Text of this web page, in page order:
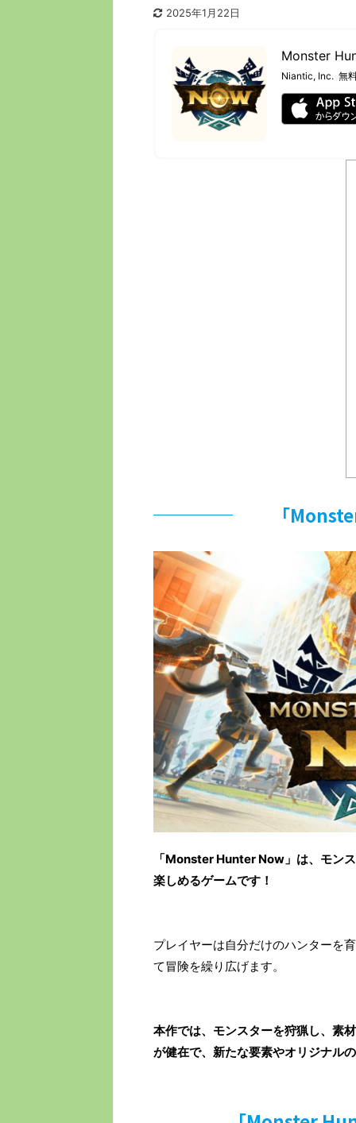
2025年1月22日
Monster
Niantic, Inc. 無
「
「Monster Hunter Now」は、モン
楽しめるゲームです！
プレイヤーは自分だけのハンターを
て冒険を繰り広げます。
本作では、モンスターを狩猟し、素
が健在で、新たな要素やオリジナル